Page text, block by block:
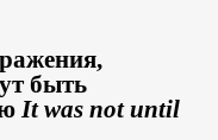
быть
It was not until